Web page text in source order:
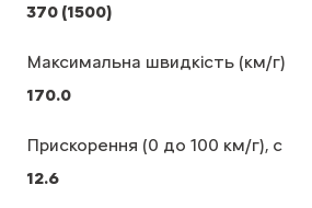
370 (1500)
Максимальна швидкість (км/г)
170.0
Прискорення (0 до 100 км/г), с
12.6